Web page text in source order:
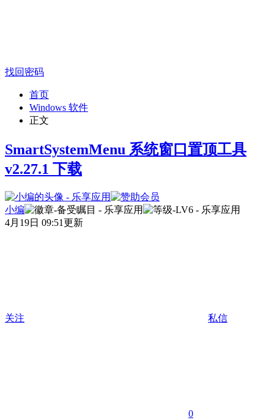
找回密码
首页
Windows 软件
正文
SmartSystemMenu 系统窗口置顶工具
v2.27.1 下载
小编
4月19日 09:51更新
关注 私信
0